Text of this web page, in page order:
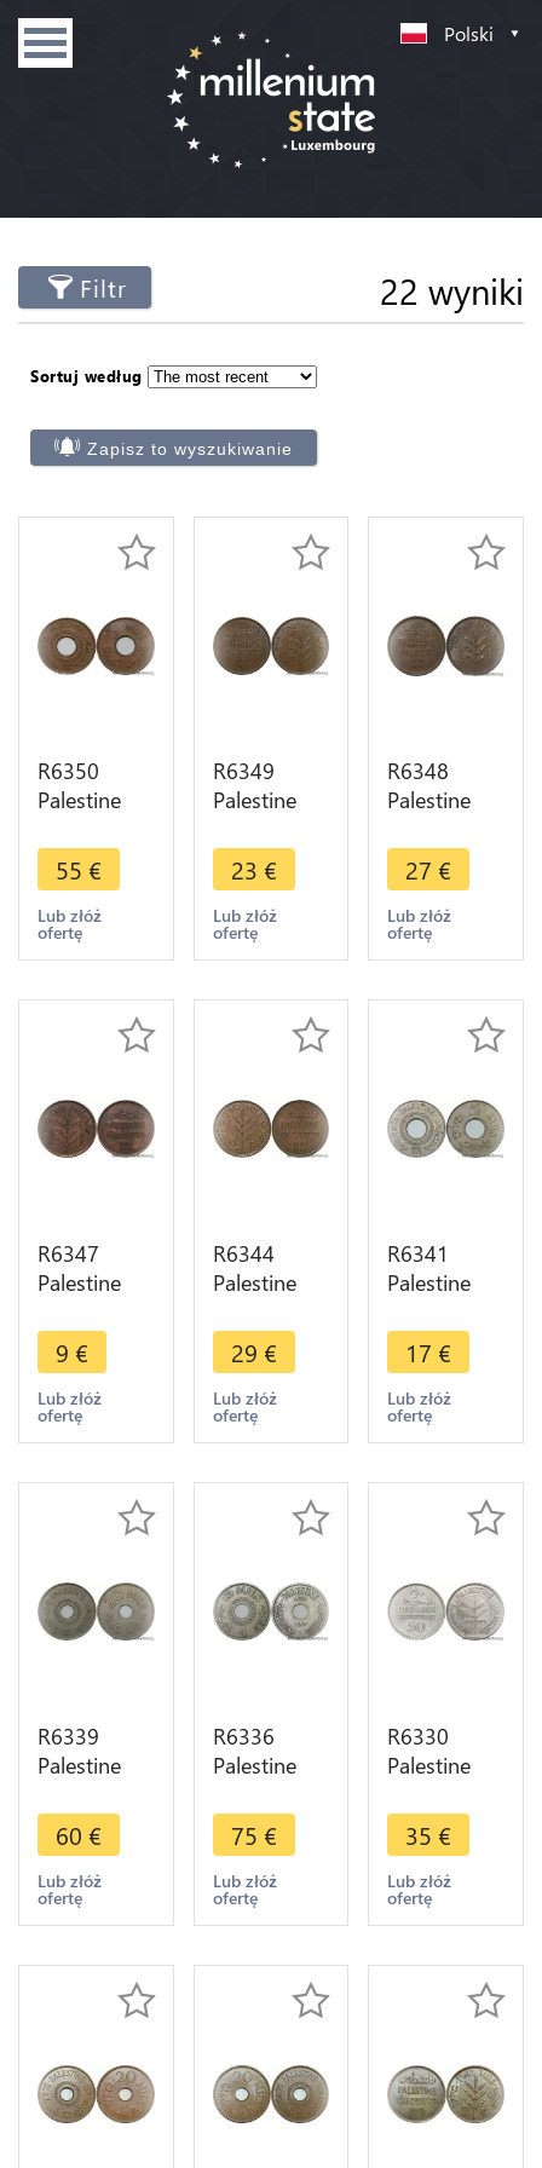
Polski
Filtr 22 wyniki
Sortuj według
Zapisz to wyszukiwanie
R6350
Palestine
Mandate 5
Mils 1942
London AU
-> Make
55 €
Lub złóż
ofertę
R6349
Palestine
Mandate 1
Mil 1939
London ->
Make offer
23 €
Lub złóż
ofertę
R6348
Palestine
Mandate 1
Mil 1939
London AU
-> Make
27 €
Lub złóż
ofertę
R6347
Palestine
Mandate 1
Mil 1927
London AU
-> Make
9 €
Lub złóż
ofertę
R6344
Palestine
Mandate 2
Mils 1942
London AU
-> Make
29 €
Lub złóż
ofertę
R6341
Palestine
Mandate 5
Mils 1939
London ->
Make offer
17 €
Lub złóż
ofertę
R6339
Palestine
Mandate 20
Mils 1927
London ->
Make offer
60 €
Lub złóż
ofertę
R6336
Palestine
Mandate 10
Mils 1933
London ->
Make offer
75 €
Lub złóż
ofertę
R6330
Palestine
Mandate 50
Mils 1927
London
Silver ->
35 €
Lub złóż
ofertę